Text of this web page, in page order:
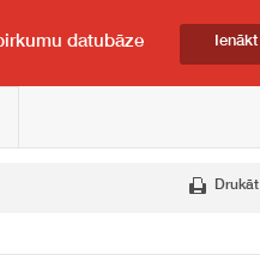
datubāze Ienākt
Drukāt